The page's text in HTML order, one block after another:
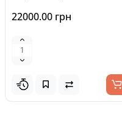
22000.00 грн